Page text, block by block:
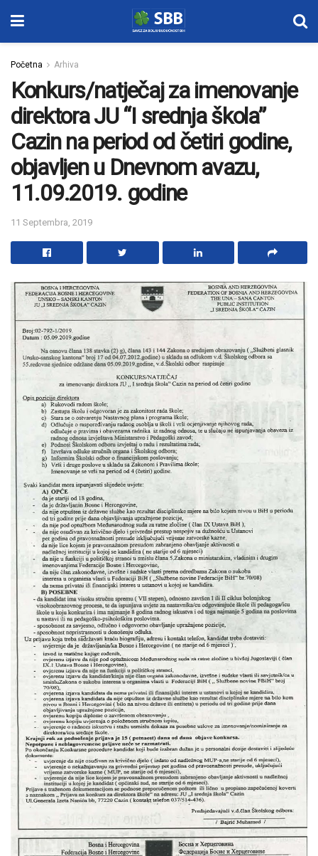
Početna Arhiva
Konkurs/natječaj za imenovanje
direktora JU “I srednja škola”
Cazin na period od četiri godine,
objavljen u Dnevnom avazu,
11.09.2019. godine
11 Septembra, 2019